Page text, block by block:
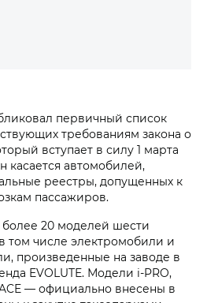
первичный список
требованиям закона о
вступает в силу 1 марта
касается автомобилей,
реестры, допущенных к
пассажиров.
20 моделей шести
том числе электромобили и
произведенные на заводе в
EVOLUTE. Модели i‑PRO,
— официально внесены в